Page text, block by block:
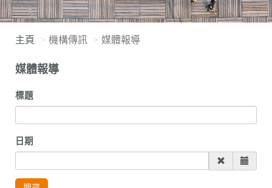
a
v
主頁 機構傳訊 媒體報導
媒體報導
標題
日期